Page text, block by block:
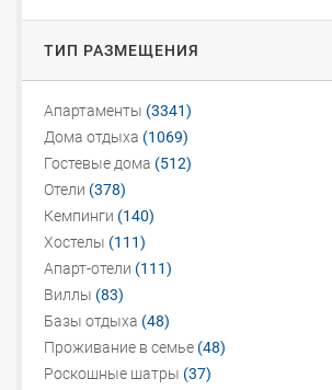
ТИП РАЗМЕЩЕНИЯ
Апартаменты (3341)
Дома отдыха (1069)
Гостевые дома (512)
Отели (378)
Кемпинги (140)
Хостелы (111)
Апарт-отели (111)
Виллы (83)
Базы отдыха (48)
Проживание в семье (48)
Роскошные шатры (37)